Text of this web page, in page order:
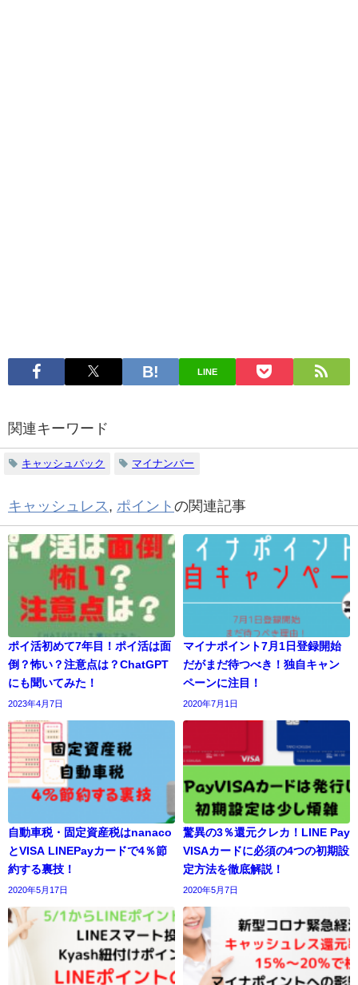
LINE
関連キーワード
キャッシュバック マイナンバー
キャッシュレス , ポイント の関連記事
ポイ活初めて7年目！ポイ活は面
倒？怖い？注意点は？ChatGPT
にも聞いてみた！
2023年4月7日
マイナポイント7月1日登録開始
だがまだ待つべき！独自キャン
ペーンに注目！
2020年7月1日
自動車税・固定資産税はnanaco
とVISA LINEPayカードで4％節
約する裏技！
2020年5月17日
驚異の3％還元クレカ！LINE Pay
VISAカードに必須の4つの初期設
定方法を徹底解説！
2020年5月7日